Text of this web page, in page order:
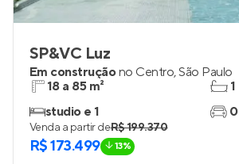
SP&VC Luz
Em construçãono Centro,São Paulo
18 a 85 m²
studio e 1
1
0
Venda a partir deR$ 199.370
R$ 173.499 13%